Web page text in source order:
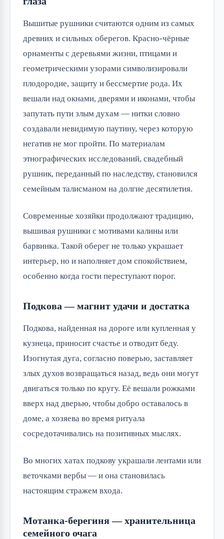
Вышитые рушники считаются одним из самых
древних и сильных оберегов. Красно-чёрные
орнаменты с деревьями жизни, птицами и
геометрическими узорами символизировали
плодородие, защиту и бессмертие рода. Их
вешали над окнами, дверями и иконами, чтобы
запутать пути злым духам — нитки словно
создавали невидимую паутину, через которую
негатив не мог пройти. По материалам
этнографических исследований, свадебный
рушник, переданный по наследству, становился
семейным талисманом на долгие десятилетия.
Современные хозяйки продолжают традицию,
вышивая рушники с мотивами калины или
барвинка. Такой оберег не только украшает
интерьер, но и наполняет дом спокойствием,
особенно когда гости переступают порог.
Подкова — магнит удачи и достатка
Подкова, найденная на дороге или купленная у
кузнеца, приносит счастье и отводит беду.
Изогнутая дуга, согласно поверью, заставляет
злых духов возвращаться назад, ведь они могут
двигаться только по кругу. Её вешали рожками
вверх над дверью, чтобы добро оставалось в
доме, а хозяева во время ритуала
сосредотачивались на позитивных мыслях.
Во многих хатах подкову украшали лентами или
веточками вербы — и она становилась
настоящим стражем входа.
Мотанка-берегиня — хранительница
семейного очага